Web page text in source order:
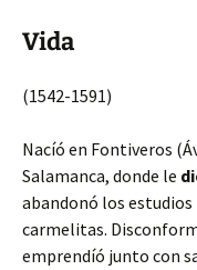
Vida
(1542-1591)
Nacíó en Fontiveros
Salamanca, donde le
abandonó los
carmelitas.
emprendíó junto con